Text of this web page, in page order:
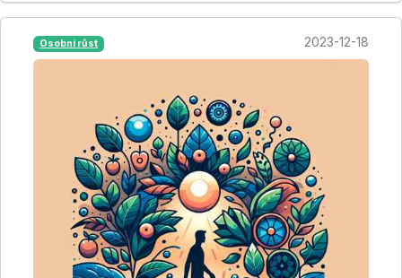
Osobní růst 2023-12-18